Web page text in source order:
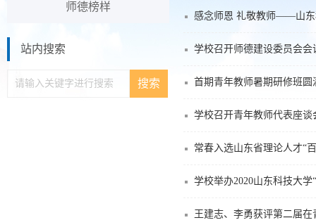
师德榜样
站内搜索
感念师恩 礼敬教师——山东
学校召开师德建设委员会会
首期青年教师暑期研修班圆
学校召开青年教师代表座谈
常春入选山东省理论人才“
学校举办2020山东科技大
王建志、李勇获评第二届在